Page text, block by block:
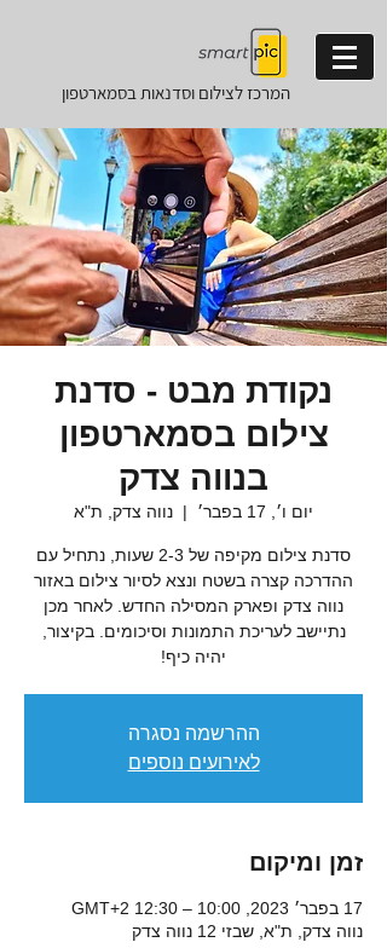
המרכז לצילום וסדנאותבסמארטפון
נקודת מבט - סדנת
צילום בסמארטפון
בנווה צדק
יום ו׳, 17 בפבר׳
  |
נווה צדק, ת"א
סדנת צילום מקיפה של 2-3 שעות, נתחיל עם
ההדרכה קצרה בשטח ונצא לסיור צילום באזור
נווה צדק ופארק המסילה החדש. לאחר מכן
נתיישב לעריכת התמונות וסיכומים. בקיצור,
יהיה כיף!
ההרשמה נסגרה
לאירועים נוספים
זמן ומיקום
17 בפבר׳ 2023, 10:00 – 12:30 GMT‎+2‎
נווה צדק, ת"א, שבזי 12 נווה צדק